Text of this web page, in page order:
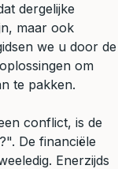
dergelijke
maar ook
we u door de
om
te pakken.
conflict, is de
De financiële
Enerzijds